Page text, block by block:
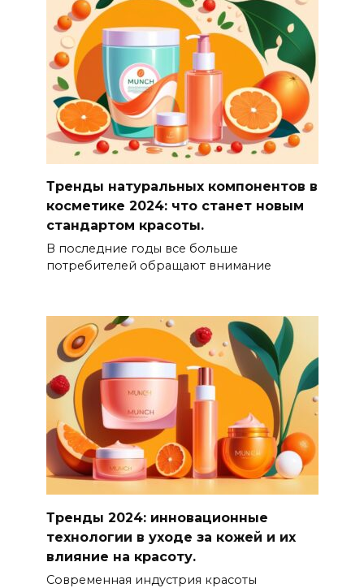
Тренды натуральных компонентов в
косметике 2024: что станет новым
стандартом красоты.
В последние годы все больше
потребителей обращают внимание
Тренды 2024: инновационные
технологии в уходе за кожей и их
влияние на красоту.
Современная индустрия красоты